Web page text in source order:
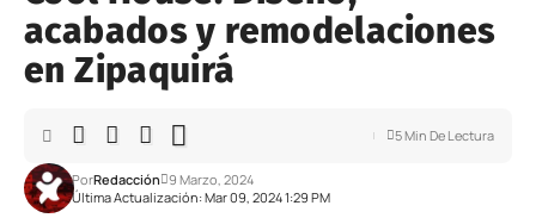
acabados y remodelaciones
en Zipaquirá
Última Actualización: Mar 09, 2024 1:29 PM
PorRedacción 9 Marzo, 2024
5 Min De Lectura